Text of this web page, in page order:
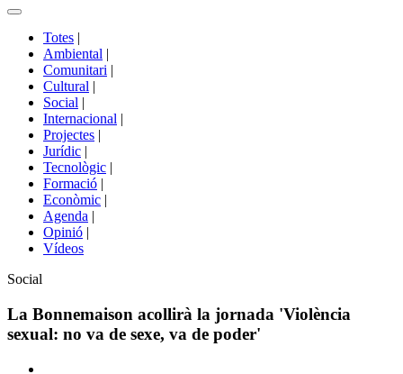
Commutador
portals
Totes |
Ambiental |
Comunitari |
Cultural |
Social |
Internacional |
Projectes |
Jurídic |
Tecnològic |
Formació |
Econòmic |
Agenda |
Opinió |
Vídeos
Àmbit
la
Social
La Bonnemaison acollirà la jornada 'Violència
sexual: no va de sexe, va de poder'